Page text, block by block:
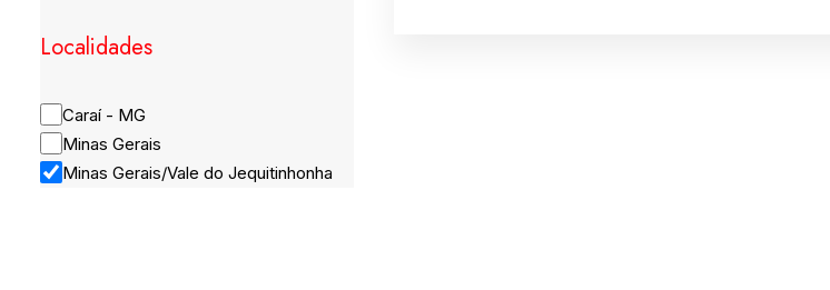
Localidades
Caraí - MG
Minas Gerais
Minas Gerais/Vale do Jequitinhonha